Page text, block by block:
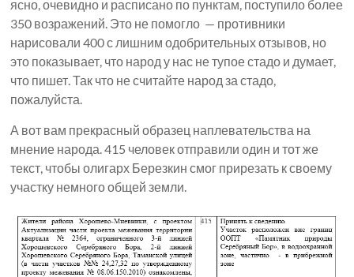
ясно, очевидно и расписано по пунктам, поступило более
350 возражений. Это не помогло — противники
нарисовали 400 с лишним одобрительных отзывов, но
это показывает, что народ у нас не тупое стадо и думает,
что пишет. Так что не считайте народ за стадо,
пожалуйста.
А вот вам прекрасный образец наплевательства на
мнение народа. 415 человек отправили один и тот же
текст, чтобы олигарх Березкин смог прирезать к своему
участку немного общей земли.